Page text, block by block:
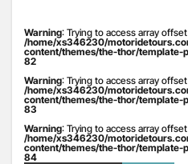
Warning: Trying to access array
/home/xs346230/
content/themes/the-thor/template-
82
Warning: Trying to access array
/home/xs346230/
content/themes/the-thor/template-
83
Warning: Trying to access array
/home/xs346230/
content/themes/the-thor/template-
84